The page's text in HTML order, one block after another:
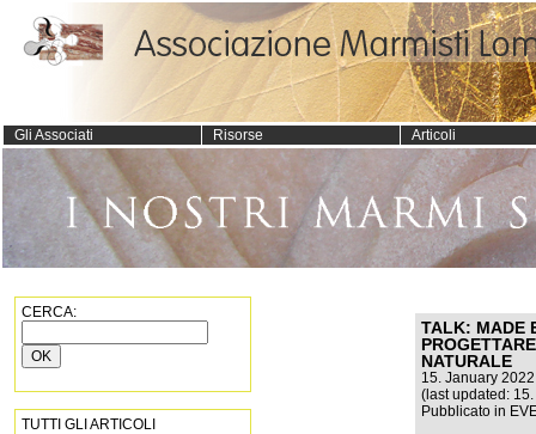
Gli Associati Risorse Articoli
CERCA:
TUTTI GLI ARTICOLI
TALK: MADE
NATURALE
15. January
(last updated:
Pubblicato in